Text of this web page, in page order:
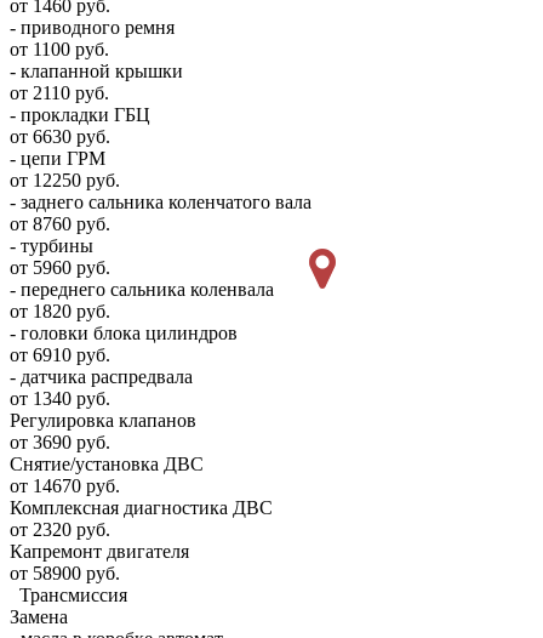
от 1460 руб.
- приводного ремня
от 1100 руб.
- клапанной крышки
от 2110 руб.
- прокладки ГБЦ
от 6630 руб.
- цепи ГРМ
от 12250 руб.
- заднего сальника коленчатого вала
от 8760 руб.
- турбины
от 5960 руб.
- переднего сальника коленвала
от 1820 руб.
- головки блока цилиндров
от 6910 руб.
- датчика распредвала
от 1340 руб.
Регулировка клапанов
от 3690 руб.
Снятие/установка ДВС
от 14670 руб.
Комплексная диагностика ДВС
от 2320 руб.
Капремонт двигателя
от 58900 руб.
Трансмиссия
Замена